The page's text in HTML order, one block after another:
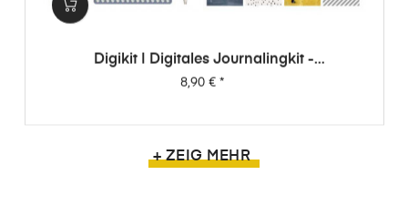
Digikit | Digitales Journalingkit -
Wimpernschlag
Preis
8,90 €*
+ ZEIG MEHR